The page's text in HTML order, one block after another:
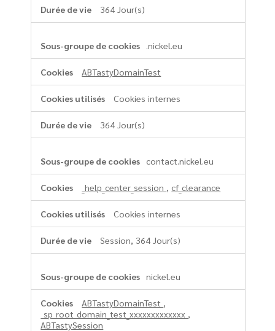
364 Jour(s)
.nickel.eu
ABTastyDomainTest
Cookies internes
364 Jour(s)
contact.nickel.eu
_help_center_session ,cf_clearance
Cookies internes
Session, 364 Jour(s)
nickel.eu
ABTastyDomainTest ,
_sp_root_domain_test_xxxxxxxxxxxxx ,
ABTastySession